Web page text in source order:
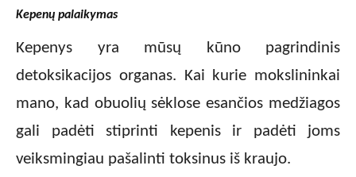
Kepenų palaikymas
Kepenys yra mūsų kūno pagrindinis
detoksikacijos organas. Kai kurie mokslininkai
mano, kad obuolių sėklose esančios medžiagos
gali padėti stiprinti kepenis ir padėti joms
veiksmingiau pašalinti toksinus iš kraujo.